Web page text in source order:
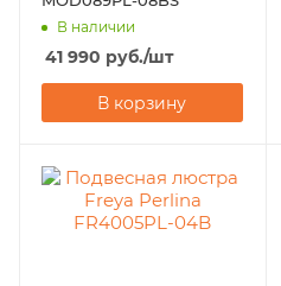
В наличии
41 990 руб./шт
В корзину